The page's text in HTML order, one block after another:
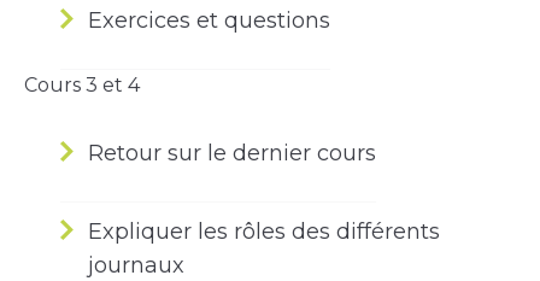
Exercices et questions
Cours 3 et 4
Retour sur le dernier cours
Expliquer les rôles des différents
journaux